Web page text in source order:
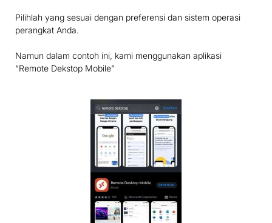
Pilihlah yang sesuai dengan preferensi dan sistem operasi
perangkat Anda.
Namun dalam contoh ini, kami menggunakan aplikasi
“Remote Dekstop Mobile”